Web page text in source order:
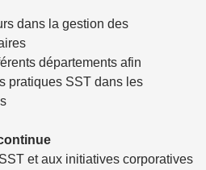
dans la gestion des
départements afin
pratiques SST dans les
et aux initiatives corporatives